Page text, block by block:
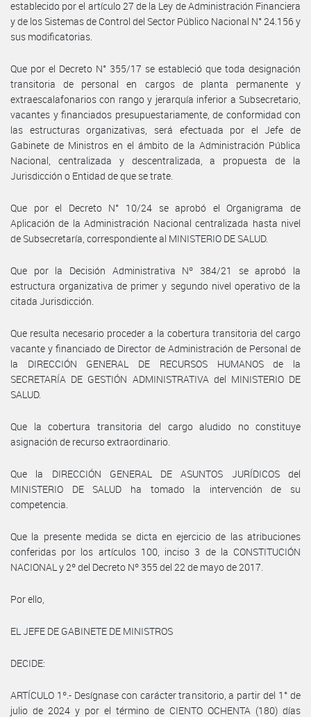
establecido por el artículo 27 de la Ley de Administración Financiera
y de los Sistemas de Control del Sector Público Nacional N° 24.156 y
sus modificatorias.
Que por el Decreto N° 355/17 se estableció que toda designación
transitoria de personal en cargos de planta permanente y
extraescalafonarios con rango y jerarquía inferior a Subsecretario,
vacantes y financiados presupuestariamente, de conformidad con
las estructuras organizativas, será efectuada por el Jefe de
Gabinete de Ministros en el ámbito de la Administración Pública
Nacional, centralizada y descentralizada, a propuesta de la
Jurisdicción o Entidad de que se trate.
Que por el Decreto N° 10/24 se aprobó el Organigrama de
Aplicación de la Administración Nacional centralizada hasta nivel
de Subsecretaría, correspondiente al MINISTERIO DE SALUD.
Que por la Decisión Administrativa Nº 384/21 se aprobó la
estructura organizativa de primer y segundo nivel operativo de la
citada Jurisdicción.
Que resulta necesario proceder a la cobertura transitoria del cargo
vacante y financiado de Director de Administración de Personal de
la DIRECCIÓN GENERAL DE RECURSOS HUMANOS de la
SECRETARÍA DE GESTIÓN ADMINISTRATIVA del MINISTERIO DE
SALUD.
Que la cobertura transitoria del cargo aludido no constituye
asignación de recurso extraordinario.
Que la DIRECCIÓN GENERAL DE ASUNTOS JURÍDICOS del
MINISTERIO DE SALUD ha tomado la intervención de su
competencia.
Que la presente medida se dicta en ejercicio de las atribuciones
conferidas por los artículos 100, inciso 3 de la CONSTITUCIÓN
NACIONAL y 2º del Decreto Nº 355 del 22 de mayo de 2017.
Por ello,
EL JEFE DE GABINETE DE MINISTROS
DECIDE:
ARTÍCULO 1º.- Desígnase con carácter transitorio, a partir del 1° de
julio de 2024 y por el término de CIENTO OCHENTA (180) días